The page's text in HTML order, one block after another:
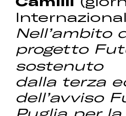
Nell’ambito
progetto
sostenuto
dalla terza
dell’avviso
Puglia per